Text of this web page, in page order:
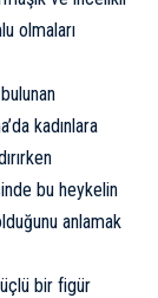
olmaları
kadınlara
bu heykelin
anlamak
bir figür